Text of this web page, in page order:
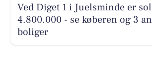
Ved Diget 1 i Juelsminde er
4.800.000 - se køberen og 3
boliger